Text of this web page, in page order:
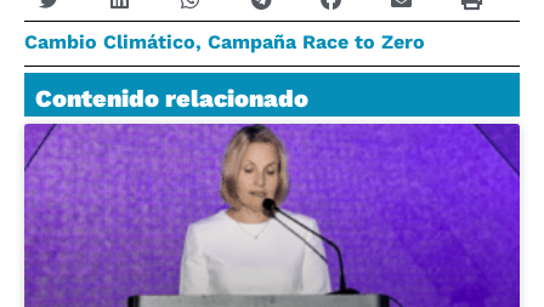
Cambio Climático, Campaña Race to Zero
Contenido relacionado